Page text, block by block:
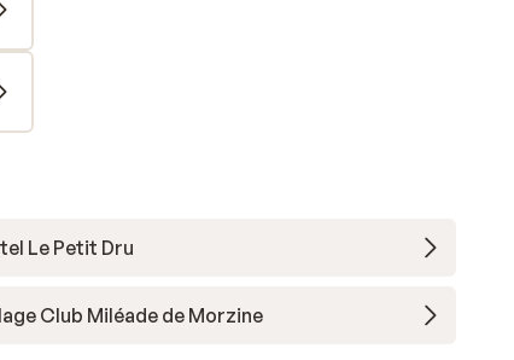
Le Petit Dru
Club Miléade de Morzine